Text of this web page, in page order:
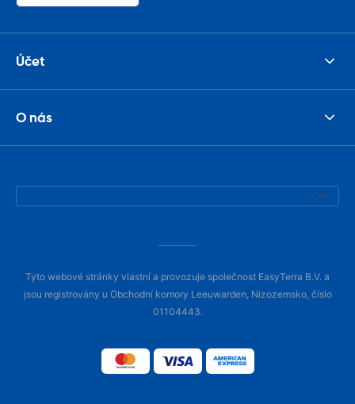
Účet
O nás
Tyto webové stránky vlastní a provozuje společnost EasyTerra B.V. a
jsou registrovány u Obchodní komory Leeuwarden, Nizozemsko, číslo
01104443.